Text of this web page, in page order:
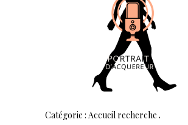
Catégorie : Accueil recherche